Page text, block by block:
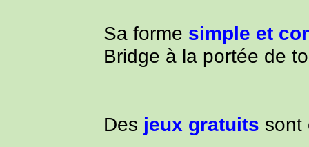
Sa forme simple et
Bridge à la portée de
Des jeux gratuits sont